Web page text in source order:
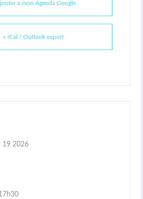
à mon Agenda Google
+ iCal / Outlook export
19 2026